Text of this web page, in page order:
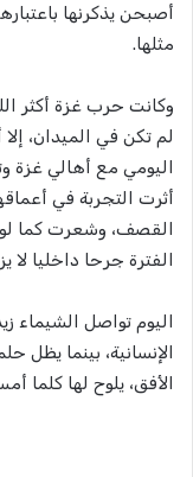
أصبحن يذكرنها
مثلها.
وكانت حرب غزة أكثر
لم تكن في الميدان،
اليومي مع أهالي غزة
أثرت التجربة في
القصف، وشعرت كما لو
الفترة جرحا داخليا لا
اليوم تواصل الشيماء
الإنسانية، بينما
الأفق، يلوح لها كلما